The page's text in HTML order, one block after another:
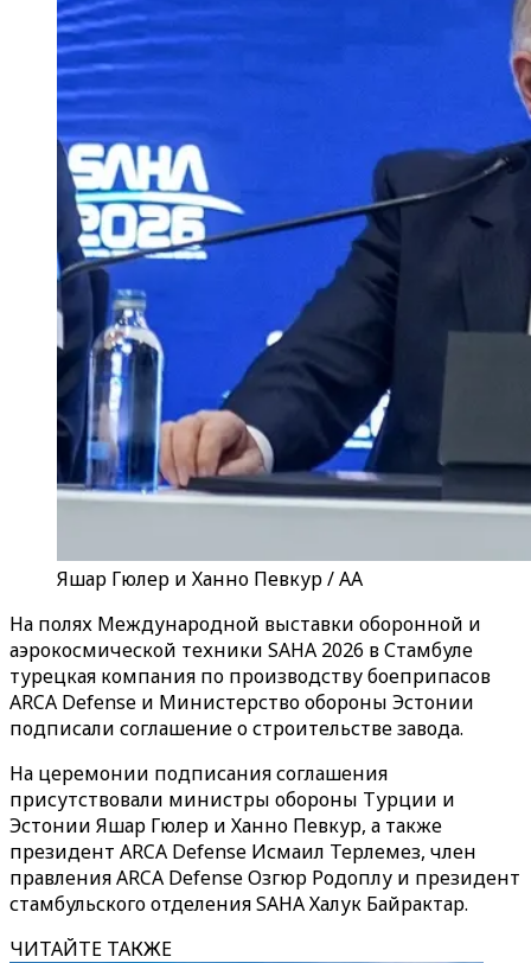
Яшар Гюлер и Ханно Певкур / AA
На полях Международной выставки оборонной и
аэрокосмической техники SAHA 2026 в Стамбуле
турецкая компания по производству боеприпасов
ARCA Defense и Министерство обороны Эстонии
подписали соглашение о строительстве завода.
На церемонии подписания соглашения
присутствовали министры обороны Турции и
Эстонии Яшар Гюлер и Ханно Певкур, а также
президент ARCA Defense Исмаил Терлемез, член
правления ARCA Defense Озгюр Родоплу и президент
стамбульского отделения SAHA Халук Байрактар.
ЧИТАЙТЕ ТАКЖЕ